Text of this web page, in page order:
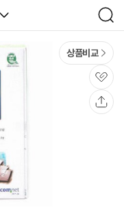
검
색
상품비교
관
심